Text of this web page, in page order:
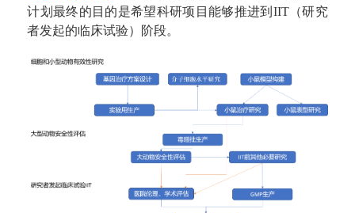
计划最终的目的是希望科研项目能够推进到IIT（研究
者发起的临床试验）阶段。